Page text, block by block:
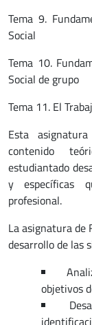
Tema 9.
Social
Tema 10.
Social de grupo
Tema 11. El
Esta
contenido
estudiantado
y específicas
profesional.
La asignatura de
desarrollo de las
objetivos